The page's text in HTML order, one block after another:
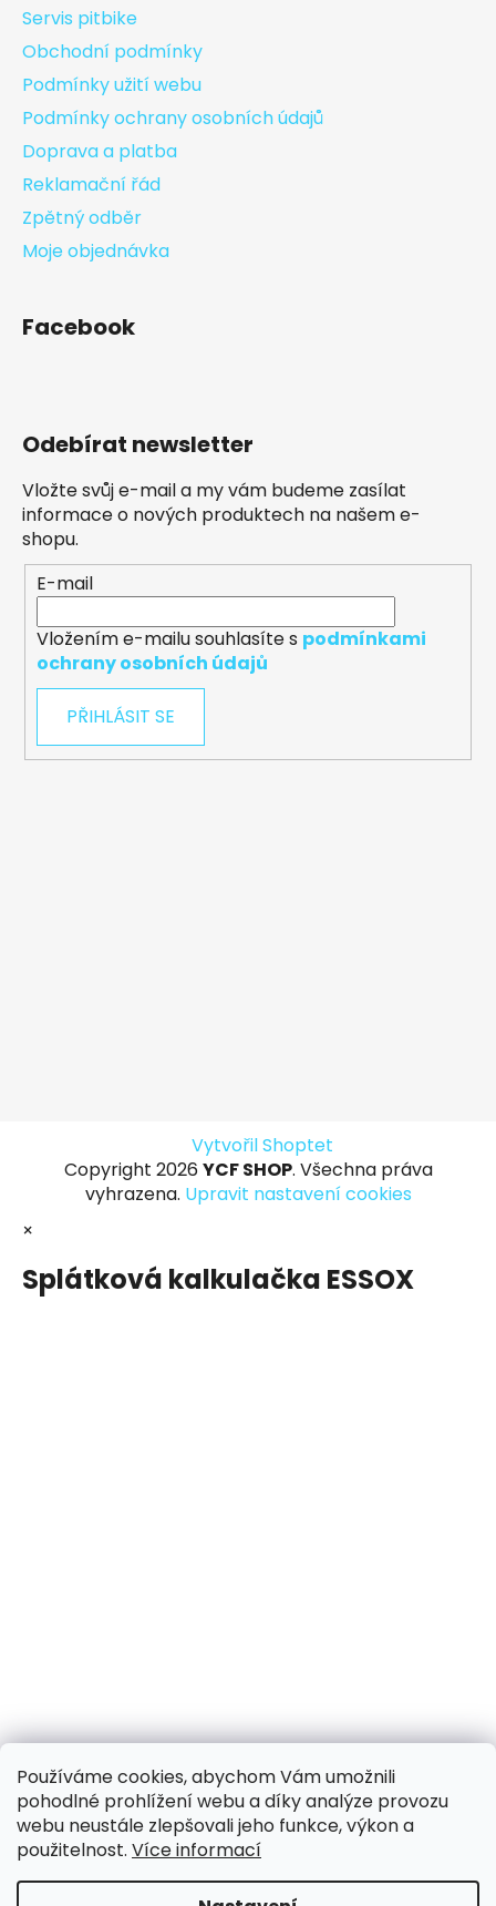
Používáme cookies, abychom Vám umožnili
pohodlné prohlížení webu a díky analýze provozu
webu neustále zlepšovali jeho funkce, výkon a
použitelnost. Více informací
Servis pitbike
Obchodní podmínky
Podmínky užití webu
Podmínky ochrany osobních údajů
Doprava a platba
Reklamační řád
Zpětný odběr
Moje objednávka
Facebook
Odebírat newsletter
Vložte svůj e-mail a my vám budeme zasílat
informace o nových produktech na našem e-
shopu.
E-mail
Vložením e-mailu souhlasíte s podmínkami
ochrany osobních údajů
PŘIHLÁSIT SE
Vytvořil Shoptet
Copyright 2026 YCF SHOP. Všechna práva
vyhrazena. Upravit nastavení cookies
×
Splátková kalkulačka ESSOX